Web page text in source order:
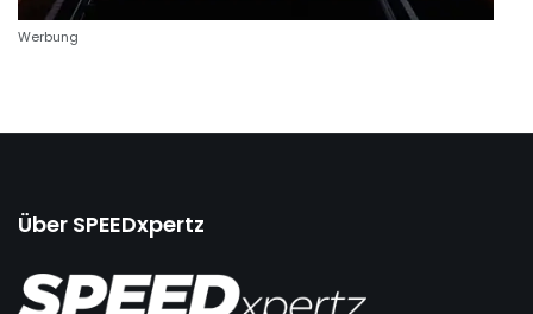
Werbung
Über SPEEDxpertz